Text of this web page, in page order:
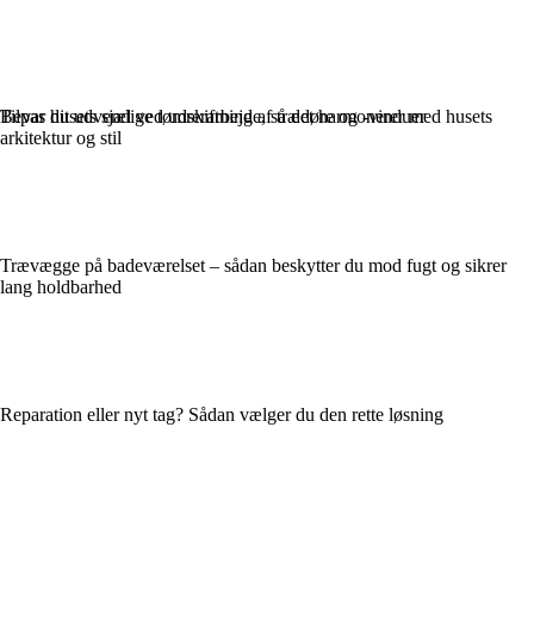
Bevar husets sjæl ved udskiftning af trædøre og -vinduer
Trævægge på badeværelset – sådan beskytter du mod fugt og sikrer
lang holdbarhed
Reparation eller nyt tag? Sådan vælger du den rette løsning
Tilpas dit udvendige tømrerarbejde, så det harmonerer med husets
arkitektur og stil